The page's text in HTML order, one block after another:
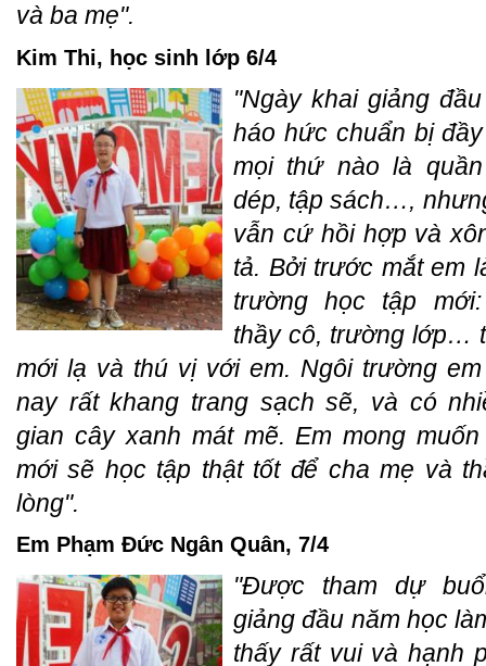
và ba mẹ".
Kim Thi, học sinh lớp 6/4
"Ngày khai giảng
háo hức chuẩn bị
mọi thứ nào là
dép, tập sách…,
vẫn cứ hồi hợp và
tả. Bởi trước mắt em
trường học tập
thầy cô, trường lớp…
mới lạ và thú vị với em. Ngôi trường
nay rất khang trang sạch sẽ, và có
gian cây xanh mát mẽ. Em mong
mới sẽ học tập thật tốt để cha mẹ và
lòng".
Em Phạm Đức Ngân Quân, 7/4
"Được tham dự
giảng đầu năm học
thấy rất vui và hạnh